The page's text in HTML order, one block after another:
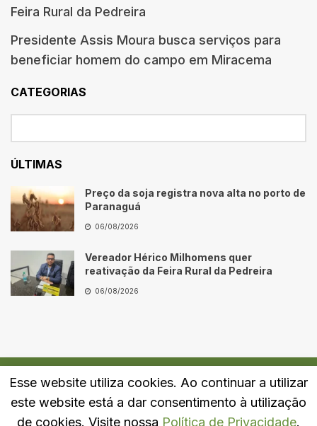
Feira Rural da Pedreira
Presidente Assis Moura busca serviços para
beneficiar homem do campo em Miracema
CATEGORIAS
ÚLTIMAS
Preço da soja registra nova alta no porto de
Paranaguá
06/08/2026
Vereador Hérico Milhomens quer
reativação da Feira Rural da Pedreira
06/08/2026
Quem Somos Fale Conosco Política de Privacidade
Esse website utiliza cookies. Ao continuar a utilizar
este website está a dar consentimento à utilização
de cookies. Visite nossa Política de Privacidade.